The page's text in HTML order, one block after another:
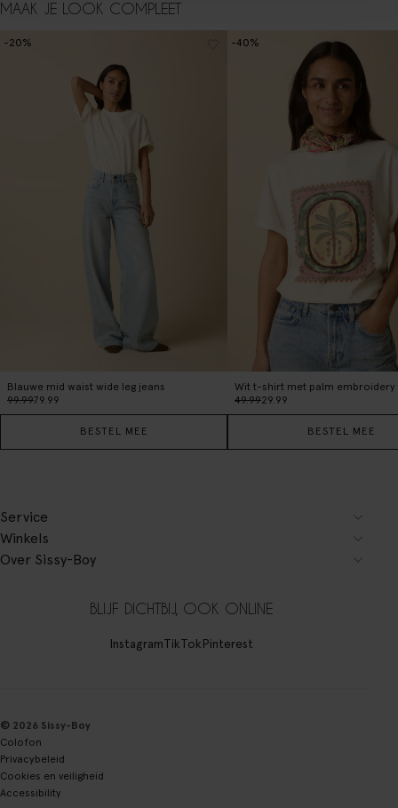
MAAK JE LOOK COMPLEET
Blauwe mid waist wide leg jeans
99.9979.99
-20%
BESTEL MEE
Wit t-shirt met palm embroidery
49.9929.99
-40%
BESTEL MEE
Service
Winkels
Over Sissy-Boy
BLIJF DICHTBIJ, OOK ONLINE
InstagramTikTokPinterest
© 2026 Sissy-Boy
Colofon
Privacybeleid
Cookies en veiligheid
Accessibility